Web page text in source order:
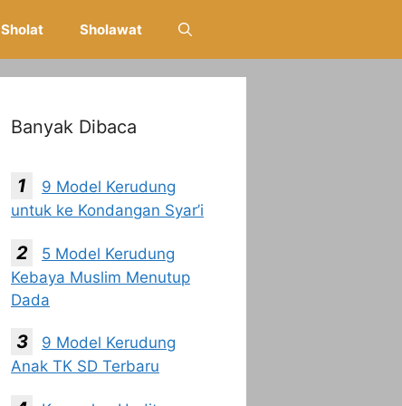
Sholat Sholawat
Banyak Dibaca
9 Model Kerudung
untuk ke Kondangan Syar’i
5 Model Kerudung
Kebaya Muslim Menutup
Dada
9 Model Kerudung
Anak TK SD Terbaru